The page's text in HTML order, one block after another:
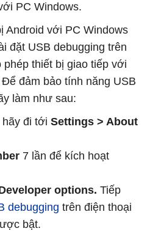
PC Windows.
Android với PC Windows
đặt USB debugging trên
thiết bị giao tiếp với
đảm bảo tính năng USB
làm như sau:
hãy đi tới Settings > About
7 lần để kích hoạt
options. Tiếp
debugging trên điện thoại
bật.